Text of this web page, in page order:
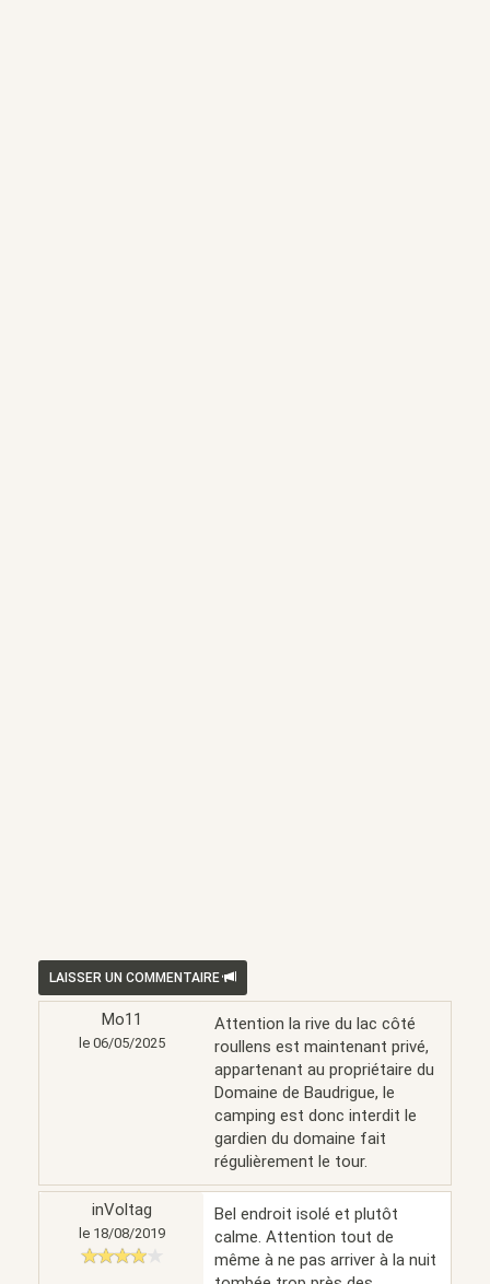
LAISSER UN COMMENTAIRE
Mo11
le 06/05/2025
Attention la rive du lac côté
roullens est maintenant privé,
appartenant au propriétaire du
Domaine de Baudrigue, le
camping est donc interdit le
gardien du domaine fait
régulièrement le tour.
inVoltag
le 18/08/2019
Bel endroit isolé et plutôt
calme. Attention tout de
même à ne pas arriver à la nuit